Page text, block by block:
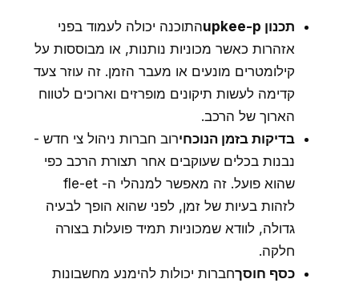
תכנון upkee-p
התוכנה יכולה לעמוד בפני
אזהרות כאשר מכוניות נותנות, או מבוססות על
קילומטרים מונעים או מעבר הזמן. זה עוזר צעד
קדימה לעשות תיקונים מופרזים וארוכים לטווח
הארוך של הרכב.
בדיקות בזמן הנוכחירוב חברות ניהול צי חדש -
נבנות בכלים שעוקבים אחר תצורת הרכב כפי
שהוא פועל. זה מאפשר למנהלי ה- fle-et
לזהות בעיות של זמן, לפני שהוא הופך לבעיה
גדולה, לוודא שמכוניות תמיד פועלות בצורה
חלקה.
כסף חוסךחברות יכולות להימנע מחשבונות